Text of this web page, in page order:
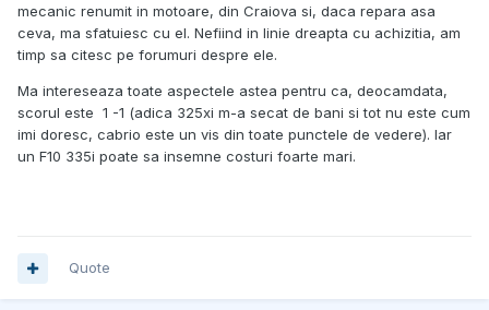
mecanic renumit in motoare, din Craiova si, daca repara asa
ceva, ma sfatuiesc cu el. Nefiind in linie dreapta cu achizitia, am
timp sa citesc pe forumuri despre ele.
Ma intereseaza toate aspectele astea pentru ca, deocamdata,
scorul este 1 -1 (adica 325xi m-a secat de bani si tot nu este cum
imi doresc, cabrio este un vis din toate punctele de vedere). Iar
un F10 335i poate sa insemne costuri foarte mari.
Quote